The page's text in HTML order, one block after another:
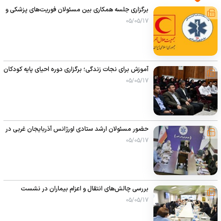
اورژانس هوایی
برگزاری جلسه همکاری بین مسئولان فوریت‌های پزشکی و
هلال احمر شهرستان نقده
05/05/17
آموزش برای نجات زندگی؛ برگزاری دوره احیای پایه کودکان
در سلماس
05/05/17
حضور مسئولان ارشد ستادی اورژانس آذربایجان غربی در
جلسه وبیناری اورژانس کشور با محوریت اربعین ۱۴۰۵
05/05/17
بررسی چالش‌های انتقال و اعزام بیماران در نشست
مترون‌ها و سوپروایزرین بیمارستان‌های سطح استان با
حضور رئیس اورژانس آذربایجان غربی
05/05/17